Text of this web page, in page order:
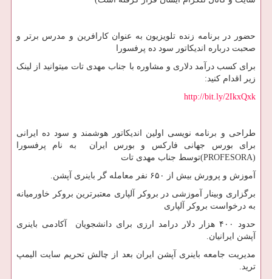
حضور در برنامه زنده تلویزیون به عنوان کارافرین و مدرس برتر و
صحبت درباره اندیکاتور سود ده پرفسورا
برای کسب درآمد دلاری و مشاوره با جناب مهدی تات میتوانید از لینک
زیر اقدام کنید:
http://bit.ly/2IkxQxk
طراحی و برنامه نویسی اولین اندیکاتور هوشمند و سود ده ایرانی
برای بورس جهانی فارکس و بورس ایران به نام پرفسورا
(PROFESORA)توسط جناب مهدی تات
آموزش و پرورش بیش از ۶۵۰ نفر معامله گر باینری آپشن.
برگزاری وبینار آموزشی در بروکر آلپاری معتبرترین بروکر خاورمیانه
به درخواست بروکر آلپاری
حدود ۴۰۰ هزار دلار درامد ارزی برای دانشجویان آکادمی باینری
آپشن ایرانیان.
مدیریت جامعه باینری آپشن ایران بعد از چالش تحریم سایت الیمپ
ترید.